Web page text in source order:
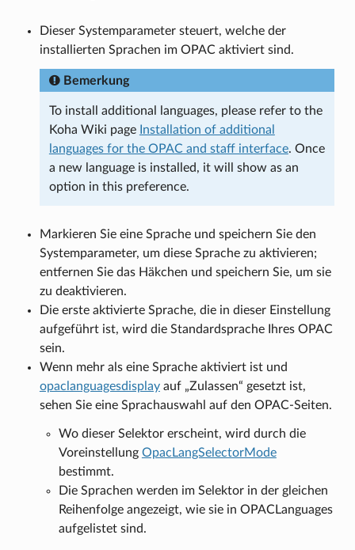
Dieser Systemparameter steuert, welche der
installierten Sprachen im OPAC aktiviert sind.
Bemerkung
To install additional languages, please refer to the
Koha Wiki page Installation of additional
languages for the OPAC and staff interface. Once
a new language is installed, it will show as an
option in this preference.
Markieren Sie eine Sprache und speichern Sie den
Systemparameter, um diese Sprache zu aktivieren;
entfernen Sie das Häkchen und speichern Sie, um sie
zu deaktivieren.
Die erste aktivierte Sprache, die in dieser Einstellung
aufgeführt ist, wird die Standardsprache Ihres OPAC
sein.
Wenn mehr als eine Sprache aktiviert ist und
opaclanguagesdisplayauf „Zulassen“ gesetzt ist,
sehen Sie eine Sprachauswahl auf den OPAC-Seiten.
Wo dieser Selektor erscheint, wird durch die
Voreinstellung OpacLangSelectorMode
bestimmt.
Die Sprachen werden im Selektor in der gleichen
Reihenfolge angezeigt, wie sie in OPACLanguages
aufgelistet sind.